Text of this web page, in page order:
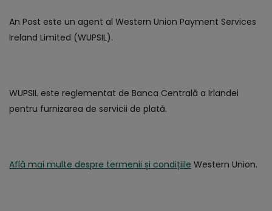
An Post este un agent al Western Union Payment Services
Ireland Limited (WUPSIL).
WUPSIL este reglementat de Banca Centrală a Irlandei
pentru furnizarea de servicii de plată.
Află mai multe despre termenii și condițiile Western Union.